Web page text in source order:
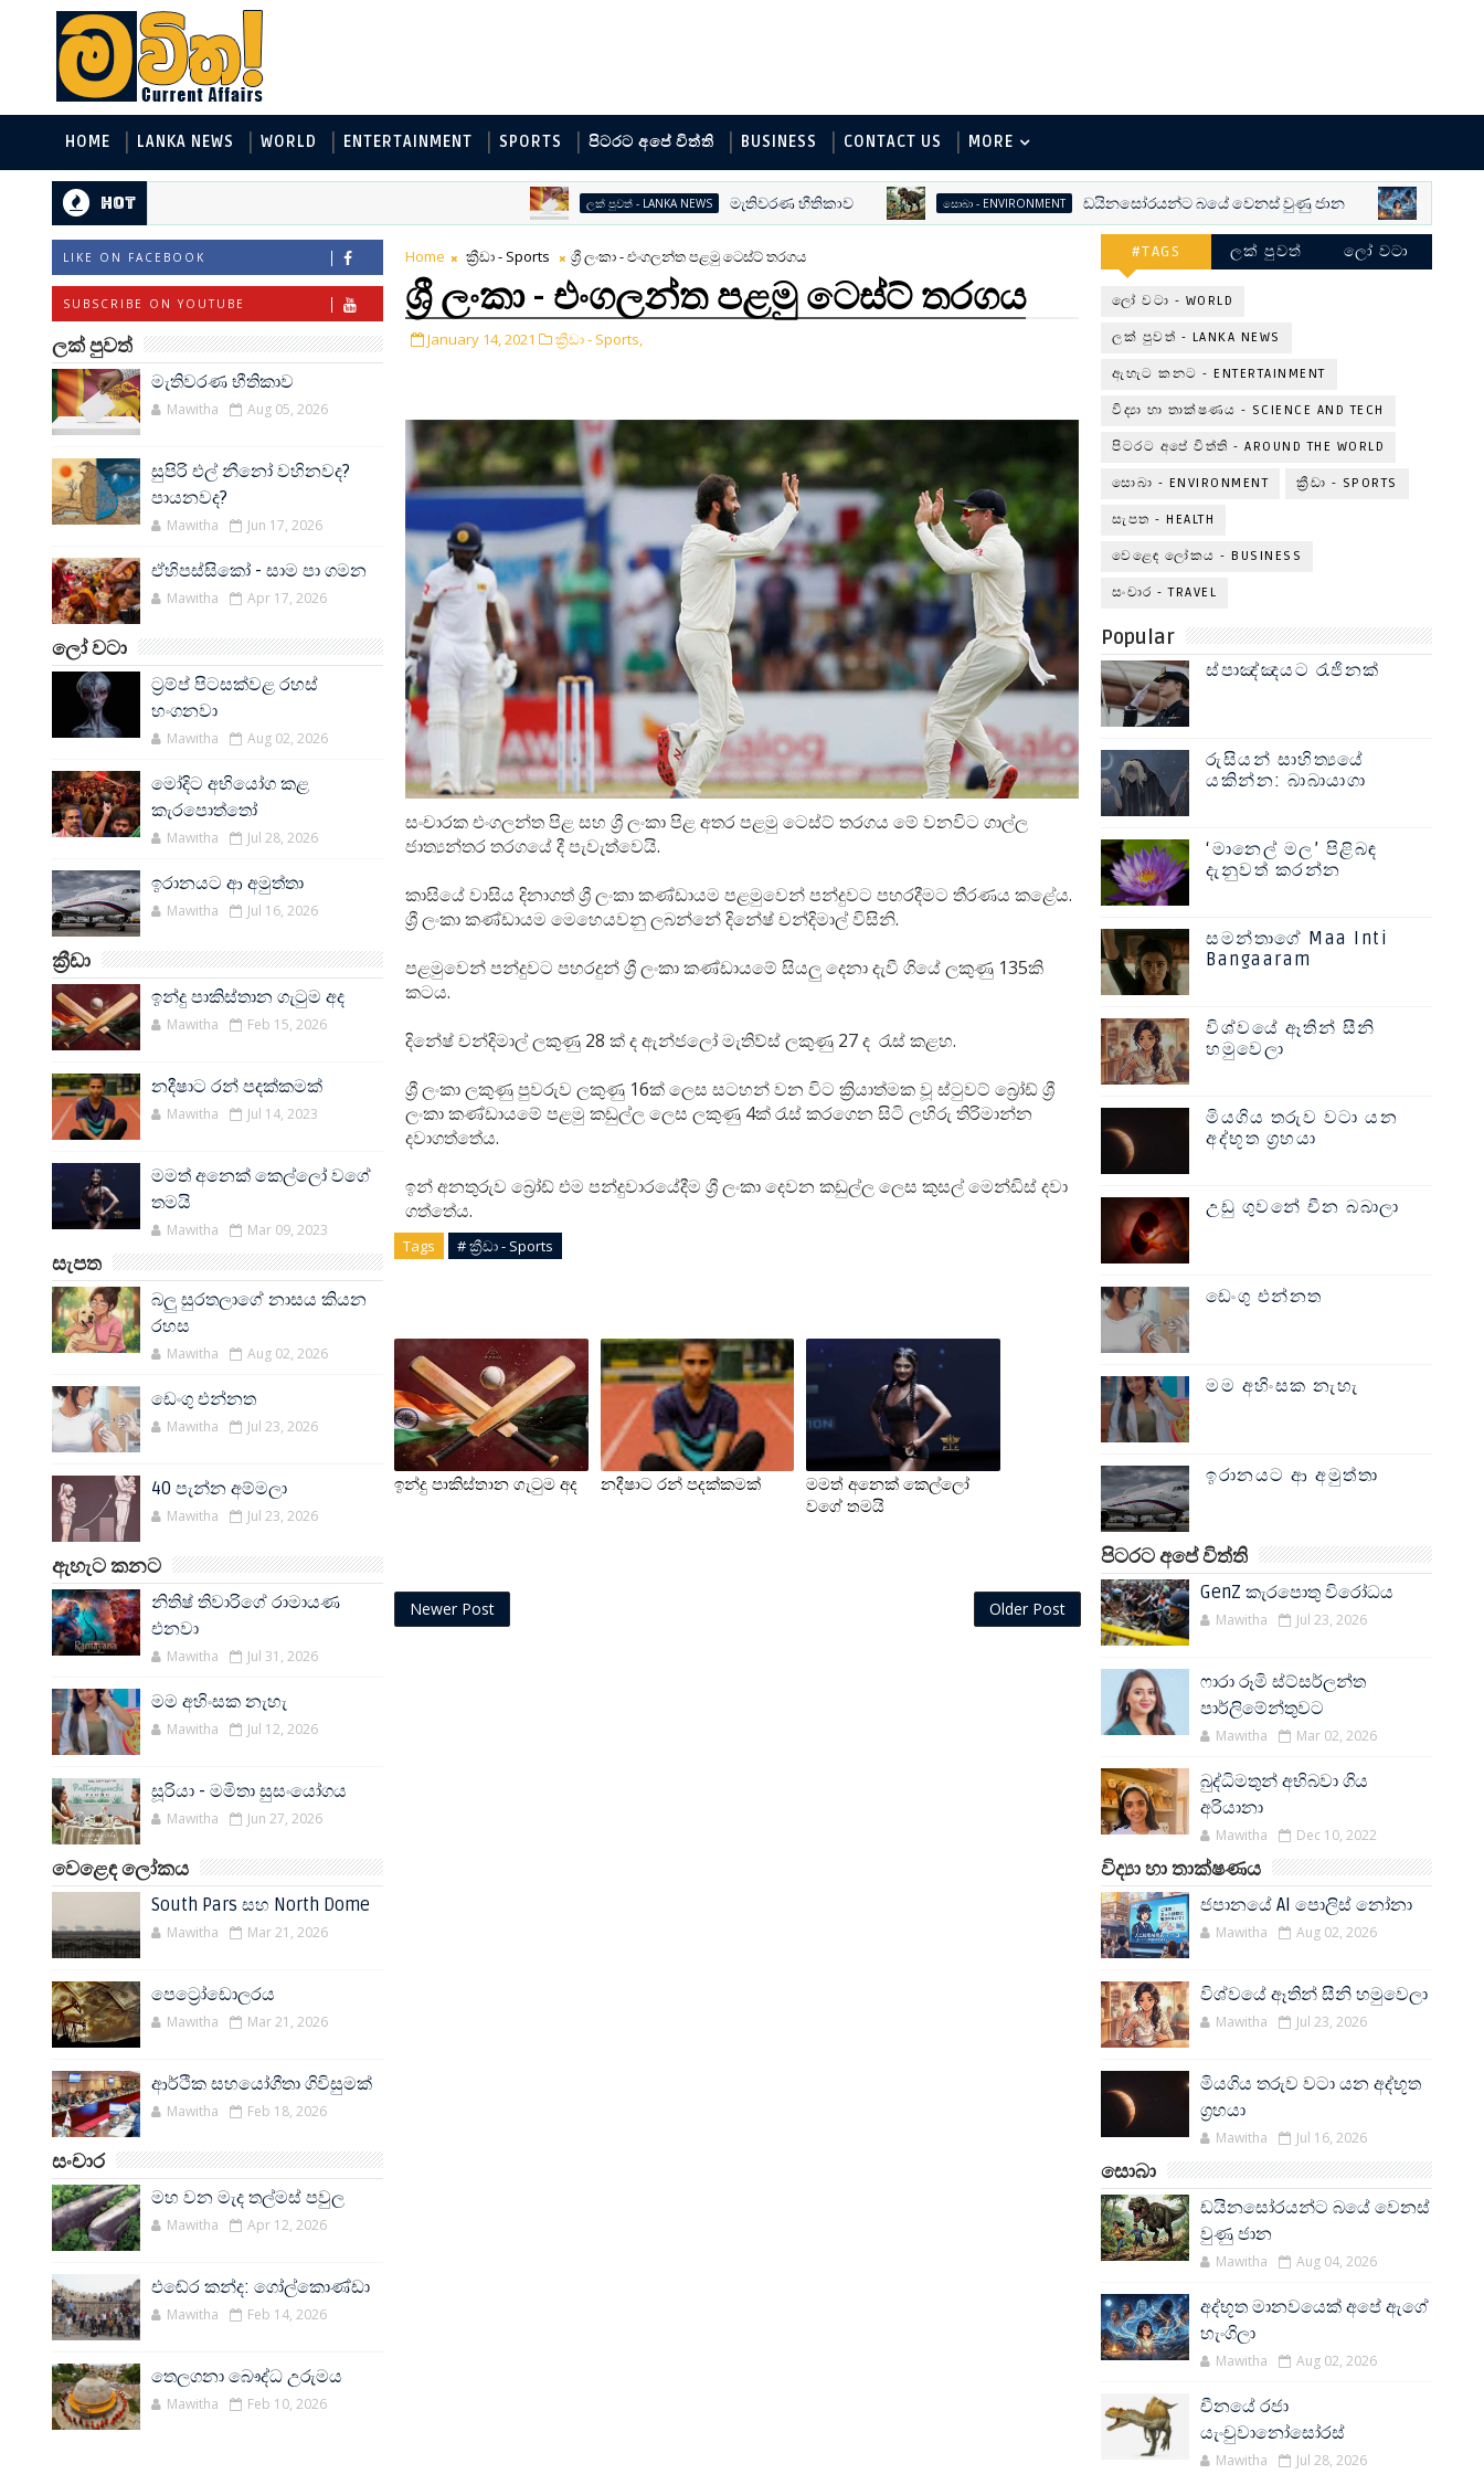
HOME LANKA NEWS WORLD ENTERTAINMENT SPORTS පිටරට අපේ විත්ති BUSINESS CONTACT US MORE
Hot ලක් පුවත් - LANKA NEWS මැතිවරණ භීතිකාව සොබා - ENVIRONMENT ඩයිනසෝරයන්ට බයේ වෙනස් වුණු ජාන සොබා -
LIKE ON FACEBOOK
SUBSCRIBE ON YOUTUBE
ලක් පුවත්
මැතිවරණ භීතිකාව
Mawitha Aug 05, 2026
සුපිරි එල් නීනෝ වහිනවද?
පායනවද?
Mawitha Jun 17, 2026
ඒහිපස්සිකෝ - සාම පා ගමන
Mawitha Apr 17, 2026
ලෝ වටා
ට්‍රම්ප් පිටසක්වළ රහස්
හංගනවා
Mawitha Aug 02, 2026
මෝදිට අභියෝග කළ
කැරපොත්තෝ
Mawitha Jul 28, 2026
ඉරානයට ආ අමුත්තා
Mawitha Jul 16, 2026
ක්‍රීඩා
ඉන්දු පාකිස්තාන ගැටුම අද
Mawitha Feb 15, 2026
නදීෂාට රන් පදක්කමක්
Mawitha Jul 14, 2023
මමත් අනෙක් කෙල්ලෝ වගේ
තමයි
Mawitha Mar 09, 2023
සැපත
බලු සුරතලාගේ නාසය කියන
රහස
Mawitha Aug 02, 2026
ඩෙංගු එන්නත
Mawitha Jul 23, 2026
40 පැන්න අම්මලා
Mawitha Jul 23, 2026
ඇහැට කනට
නිතිෂ් තිවාරිගේ රාමායණ
එනවා
Mawitha Jul 31, 2026
මම අහිංසක නැහැ
Mawitha Jul 12, 2026
සූරියා - මමිතා සුසංයෝගය
Mawitha Jun 27, 2026
වෙළෙඳ ලෝකය
South Pars සහ North Dome
Mawitha Mar 21, 2026
පෙට්‍රෝඩොලරය
Mawitha Mar 21, 2026
ආර්ථික සහයෝගීතා ගිවිසුමක්
Mawitha Feb 18, 2026
සංචාර
මහ වන මැද තල්මස් පවුල
Mawitha Apr 12, 2026
එඬේර කන්ද: ගෝල්කොණ්ඩා
Mawitha Feb 14, 2026
තෙලගනා බෞද්ධ උරුමය
Mawitha Feb 10, 2026
Home ක්‍රීඩා - Sports ශ්‍රී ලංකා - එංගලන්ත පළමු ටෙස්ට් තරගය
ශ්‍රී ලංකා - එංගලන්ත පළමු ටෙස්ට් තරගය
January 14, 2021 ක්‍රීඩා - Sports,
සංචාරක එංගලන්ත පිළ සහ ශ්‍රී ලංකා පිළ අතර පළමු ටෙස්ට් තරගය මේ වනවිට ගාල්ල
ජාත්‍යන්තර තරගයේ දී පැවැත්වෙයි.
කාසියේ වාසිය දිනාගත් ශ්‍රී ලංකා කණ්ඩායම පළමුවෙන් පන්දුවට පහරදීමට තීරණය කළේය.
ශ්‍රී ලංකා කණ්ඩායම මෙහෙයවනු ලබන්නේ දිනේෂ් චන්දිමාල් විසිනි.
පළමුවෙන් පන්දුවට පහරදුන් ශ්‍රී ලංකා කණ්ඩායමේ සියලු දෙනා දැවී ගියේ ලකුණු 135කි
කටය.
දිනේෂ් චන්දිමාල් ලකුණු 28 ක් ද ඇන්ජලෝ මැතිව්ස් ලකුණු 27 ද රැස් කළහ.
ශ්‍රී ලංකා ලකුණු පුවරුව ලකුණු 16ක් ලෙස සටහන් වන විට ක්‍රියාත්මක වූ ස්ටුවට් බ්‍රෝඩ් ශ්‍රී
ලංකා කණ්ඩායමේ පළමු කඩුල්ල ලෙස ලකුණු 4ක් රැස් කරගෙන සිටි ලහිරු තිරිමාන්න
දවාගත්තේය.
ඉන් අනතුරුව බ්‍රෝඩ් එම පන්දුවාරයේදීම ශ්‍රී ලංකා දෙවන කඩුල්ල ලෙස කුසල් මෙන්ඩිස් දවා
ගත්තේය.
Tags # ක්‍රීඩා - Sports
ඉන්දු පාකිස්තාන ගැටුම අද නදීෂාට රන් පදක්කමක්
මමත් අනෙක් කෙල්ලෝ
වගේ තමයි
Newer Post Older Post
#TAGS ලක් පුවත් ලෝ වටා
ලෝ වටා - WORLD
ලක් පුවත් - LANKA NEWS
ඇහැට කනට - ENTERTAINMENT
විද්‍යා හා තාක්ෂණය - SCIENCE AND TECH
පිටරට අපේ විත්ති - AROUND THE WORLD
සොබා - ENVIRONMENT ක්‍රීඩා - SPORTS
සැපත - HEALTH
වෙළෙඳ ලෝකය - BUSINESS
සංචාර - TRAVEL
Popular
ස්පාඤ්ඤයට රැජිනක්
රුසියන් සාහිත්‍යයේ
යකින්න: බාබායාගා
‘මානෙල් මල’ පිළිබඳ
දැනුවත් කරන්න
සමන්තාගේ Maa Inti
Bangaaram
විශ්වයේ ඈතින් සීනි
හමුවෙලා
මියගිය තරුව වටා යන
අද්භූත ග්‍රහයා
උඩු ගුවනේ චීන බබාලා
ඩෙංගු එන්නත
මම අහිංසක නැහැ
ඉරානයට ආ අමුත්තා
පිටරට අපේ විත්ති
GenZ කැරපොතු විරෝධය
Mawitha Jul 23, 2026
ෆාරා රූමි ස්ට්සර්ලන්ත
පාර්ලිමේන්තුවට
Mawitha Mar 02, 2026
බුද්ධිමතුන් අභිබවා ගිය
අරියානා
Mawitha Dec 10, 2022
විද්‍යා හා තාක්ෂණය
ජපානයේ AI පොලිස් නෝනා
Mawitha Aug 02, 2026
විශ්වයේ ඈතින් සීනි හමුවෙලා
Mawitha Jul 23, 2026
මියගිය තරුව වටා යන අද්භූත
ග්‍රහයා
Mawitha Jul 16, 2026
සොබා
ඩයිනසෝරයන්ට බයේ වෙනස්
වුණු ජාන
Mawitha Aug 04, 2026
අද්භූත මානවයෙක් අපේ ඇගේ
හැංගිලා
Mawitha Aug 02, 2026
චීනයේ රජා
යැංචුවානෝසෝරස්
Mawitha Jul 28, 2026